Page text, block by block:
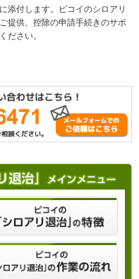
添付します。ピコイのシロアリ
提供、控除の申請手続きのサポ
ださい。